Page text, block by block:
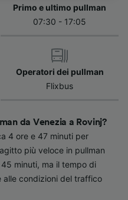
Primo e ultimo pullman
07:30 - 17:05
Operatori dei pullman
Flixbus
da Venezia a Rovinj?
4 ore e 47 minuti per
più veloce in pullman
minuti, ma il tempo di
alle condizioni del traffico
partner e non
navigazione. I tuoi
fornito il consenso
precisi.
del
dispositivo e/o
delle prestazioni
ricerche sul